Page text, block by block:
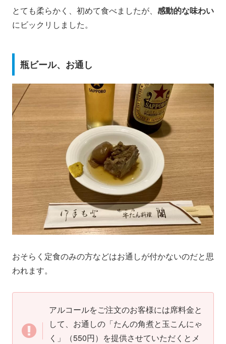
とても柔らかく、初めて食べましたが、 感動的な味わい
にビックリしました。
瓶ビール、お通し
おそらく定食のみの方などはお通しが付かないのだと思
われます。
アルコールをご注文のお客様には席料金と
して、お通しの「たんの角煮と玉こんにゃ
く」（550円）を提供させていただくとメ